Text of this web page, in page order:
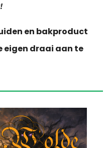
en bakproduct
eigen draai aan te